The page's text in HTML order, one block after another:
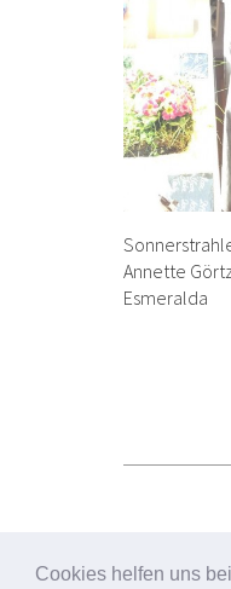
Cookies helfen uns
Annette
Esmeralda